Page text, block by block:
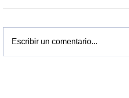
Escribir un comentario...